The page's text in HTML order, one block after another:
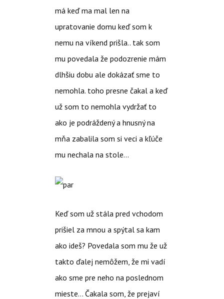
má keď ma mal len na
upratovanie domu keď som k
nemu na víkend prišla.. tak som
mu povedala že podozrenie mám
dlhšiu dobu ale dokázať sme to
nemohla. toho presne čakal a keď
už som to nemohla vydržať to
ako je podráždený a hnusný na
mňa zabalila som si veci a kľúče
mu nechala na stole…
Keď som už stála pred vchodom
prišiel za mnou a spýtal sa kam
ako ideš? Povedala som mu že už
takto ďalej nemôžem, že mi vadí
ako sme pre neho na poslednom
mieste… Čakala som, že prejaví